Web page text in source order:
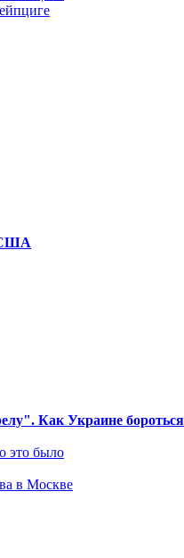
США
Как Украине
это было
в Москве